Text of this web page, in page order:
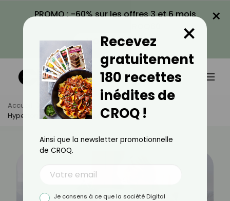
PROMO : -60% sur les offres 3 et 6 mois
VOIR LA PROMO
×
Accueil Actus
Santé
Hypertension : Quels Sont Les Dangers ?
Recevez
gratuitement
180 recettes
inédites de
CROQ !
×
Ainsi que la newsletter promotionnelle
de CROQ.
Je consens à ce que la société Digital